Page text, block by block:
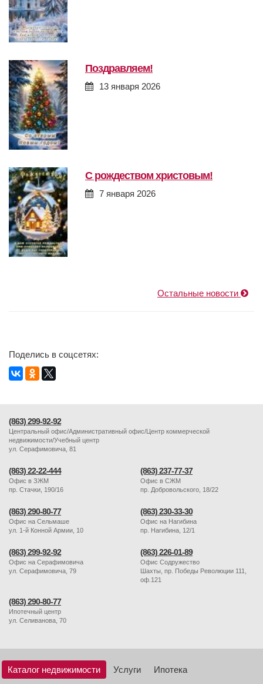
поздравляем!
13 января 2026
с рождеством христовым!
7 января 2026
Остальные новости
Поделись в соцсетях:
(863) 299-92-92
Центральный офис/Административный офис/Центр коммерческой
недвижимости/Учебный центр
ул. Серафимовича, 81
(863) 22-22-444
Офис в ЗЖМ
пр. Стачки, 190/16
(863) 237-77-37
Офис в СЖМ
пр. Добровольского, 18/22
(863) 290-80-77
Офис на Сельмаше
ул. 1-й Конной Армии, 10
(863) 230-33-30
Офис на Нагибина
пр. Нагибина, 12/1
(863) 299-92-92
Офис на Серафимовича
ул. Серафимовича, 79
(863) 226-01-89
Офис Содружество
Шахты, пр. Победы Революции 111,
оф.121
(863) 290-80-77
Ипотечный центр
ул. Селиванова, 70
Каталог недвижимости Услуги
Ипотека